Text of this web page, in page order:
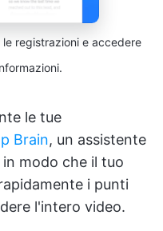
registrazioni e accedere
le tue
Brain, un assistente
modo che il tuo
i punti
l'intero video.